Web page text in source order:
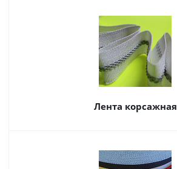
Лента корсажная